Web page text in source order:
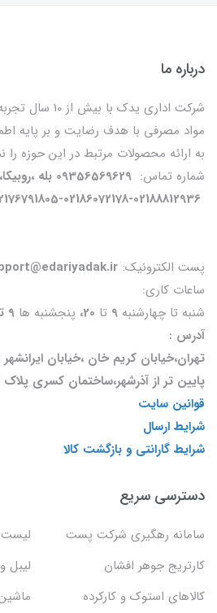
درباره ما
شرکت اداری یدک
مواد مصرفی با هدف رضایت و بر پایه
به ارائه محصولات مرتبط در این حوزه
شماره تماس: 09356569629 بله ،روبیکا،ایتا
02186072178-02188812936
پست الکترونیک:
ساعات کاری:
شنبه تا چهارشنبه 9 تا 20، پنجشنبه ها
آدرس :
تهران،خیابان کریم خان ،خیابان
پایین تر از آذرشهر،ساختمان کسری پلاک 197
قوانین سایت
شرایط ارسال
شرایط گارانتی و بازگشت کالا
دسترسی سریع
سامانه رهگیری شرکت پست
کارتریج جوهر افشان
لیبل
کالاهای استوک و کارکرده